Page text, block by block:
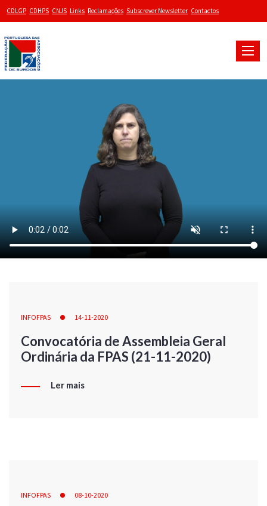
CDLGP CDHPS CNJS Links Reclamações Subscrever Newsletter Contactos
Toggle
INFOFPAS 14-11-2020
Convocatória de Assembleia Geral
Ordinária da FPAS (21-11-2020)
Ler mais
INFOFPAS 08-10-2020